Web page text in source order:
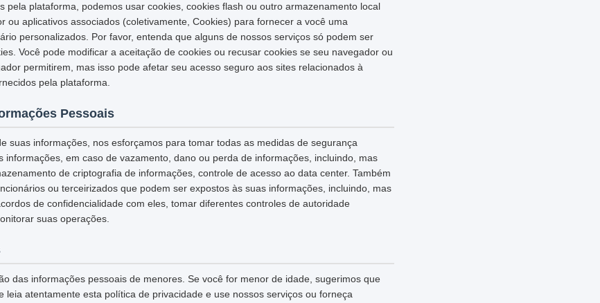
pela plataforma, podemos usar cookies, cookies flash ou outro armazenamento local
ou aplicativos associados (coletivamente, Cookies) para fornecer a você uma
personalizados. Por favor, entenda que alguns de nossos serviços só podem ser
Você pode modificar a aceitação de cookies ou recusar cookies se seu navegador ou
permitirem, mas isso pode afetar seu acesso seguro aos sites relacionados à
pela plataforma.
Pessoais
suas informações, nos esforçamos para tomar todas as medidas de segurança
informações, em caso de vazamento, dano ou perda de informações, incluindo, mas
de criptografia de informações, controle de acesso ao data center. Também
ou terceirizados que podem ser expostos às suas informações, incluindo, mas
de confidencialidade com eles, tomar diferentes controles de autoridade
suas operações.
das informações pessoais de menores. Se você for menor de idade, sugerimos que
leia atentamente esta política de privacidade e use nossos serviços ou forneça